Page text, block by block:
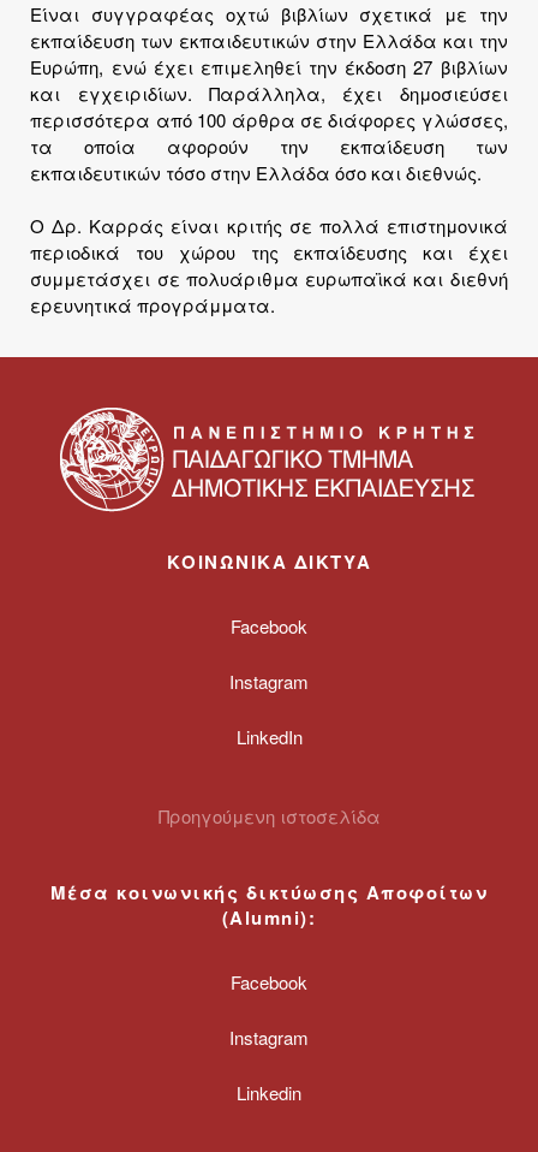
Είναι συγγραφέας οχτώ βιβλίων σχετικά με την
εκπαίδευση των εκπαιδευτικών στην Ελλάδα και την
Ευρώπη, ενώ έχει επιμεληθεί την έκδοση 27 βιβλίων
και εγχειριδίων. Παράλληλα, έχει δημοσιεύσει
περισσότερα από 100 άρθρα σε διάφορες γλώσσες,
τα οποία αφορούν την εκπαίδευση των
εκπαιδευτικών τόσο στην Ελλάδα όσο και διεθνώς.
Ο Δρ. Καρράς είναι κριτής σε πολλά επιστημονικά
περιοδικά του χώρου της εκπαίδευσης και έχει
συμμετάσχει σε πολυάριθμα ευρωπαϊκά και διεθνή
ερευνητικά προγράμματα.
ΚΟΙΝΩΝΙΚΑ ΔΙΚΤΥΑ
Facebook
Instagram
LinkedIn
Προηγούμενη ιστοσελίδα
Μέσα κοινωνικής δικτύωσης Αποφοίτων
(Alumni):
Facebook
Instagram
Linkedin